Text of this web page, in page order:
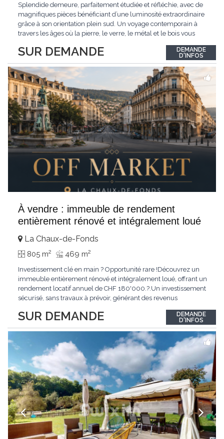
SUR DEMANDE
Splendide demeure, parfaitement étudiée et réfléchie, avec de
magnifiques pièces bénéficiant d’une luminosité extraordinaire
grâce à son orientation plein sud. Un voyage contemporain à
travers les âges où la pierre, le verre, le métal et le bois vous
de Grandson, entourée de nature et d’un verger de fruitiers, et...
DEMANDE
D'INFOS
À vendre : immeuble de rendement
entièrement rénové et intégralement loué
SUR DEMANDE
La Chaux-de-Fonds
805 m2 469 m2
Investissement clé en main ? Opportunité rare !Découvrez un
immeuble entièrement rénové et intégralement loué, offrant un
rendement locatif annuel de CHF 180'000.?.Un investissement
sécurisé, sans travaux à prévoir, générant des revenus
d'informations ou recevoir le dossier.
DEMANDE
D'INFOS